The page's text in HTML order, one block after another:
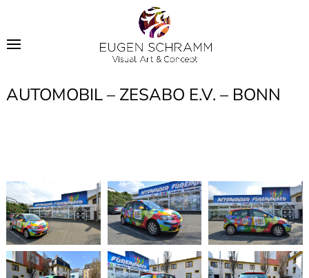
AUTOMOBIL – ZESABO E.V. – BONN